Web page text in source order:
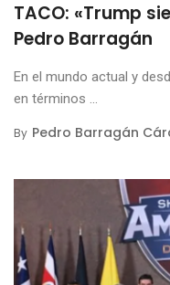
TACO: «Trump
Pedro Barragán
En el mundo actual y
en términos ...
By Pedro Barragán